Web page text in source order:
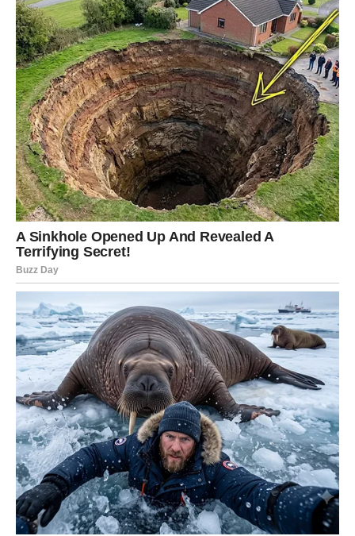
Pripremljenu smjesu ravnomjerno rasporedite po tepsiji.
Za ukrašavanje torte pažljivo rasporedite očišćene i oprane
višnje. U slučaju da se odlučite za višnje iz staklenke, poželjno
ih je prethodno pritisnuti u cjedilu.
Da bi kolač bio savršeno pečen, stavite ga u pećnicu zagrijanu
na 180 stupnjeva i ostavite da se peče 40 minuta.
Ostavite da se ohladi.
Po želji kolač prije rezanja možete posuti šećerom u prahu.